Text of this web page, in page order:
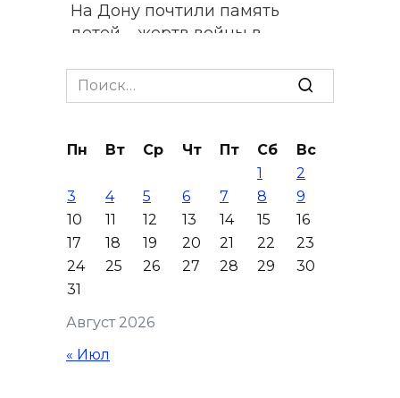
На Дону почтили память
детей – жертв войны в
09 августа 2026 16:55
войны в Донбассе: донские
присоединились к минуте
молчания
09 августа 2026 16:13
смертельное ДТП в
Целинском районе
Search
for:
Август 2026
Пн Вт Ср Чт Пт Сб
Вс
1
2
3
4 5 6 7 8
9
10
11 12 13 14 15
16
17
18 19 20 21 22
23
24
25 26 27 28 29
30
31
« Июл